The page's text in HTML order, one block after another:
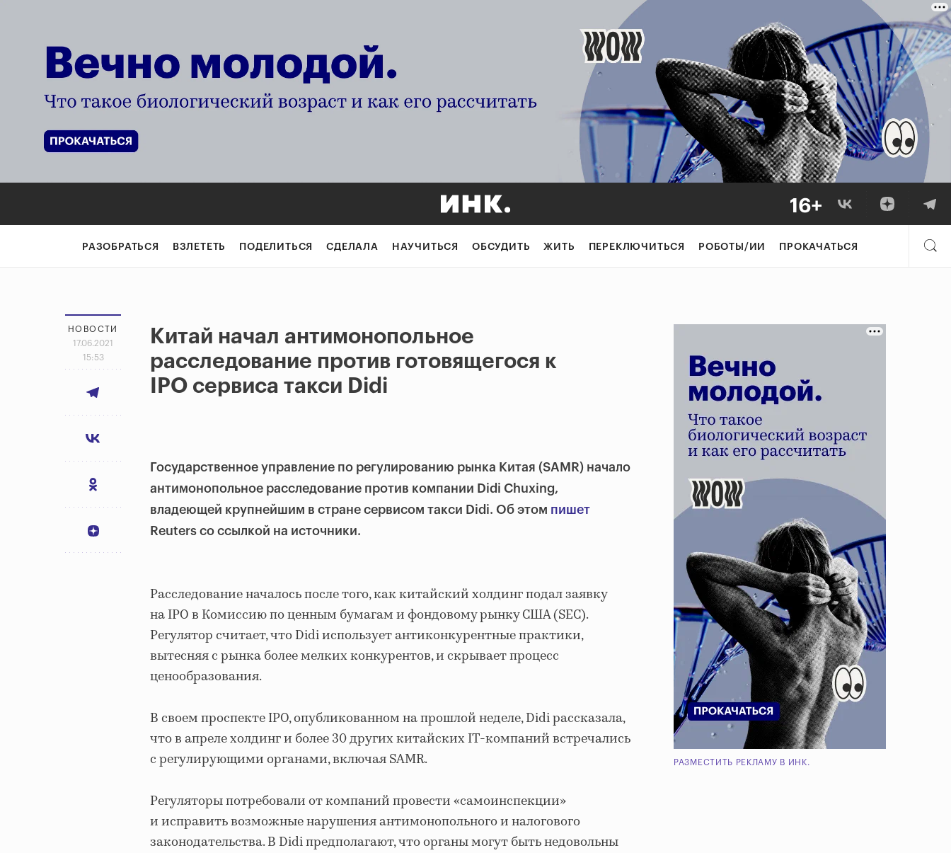
РАЗОБРАТЬСЯ ВЗЛЕТЕТЬ ПОДЕЛИТЬСЯ СДЕЛАЛА НАУЧИТЬСЯ ОБСУДИТЬ ЖИТЬ ПЕРЕКЛЮЧИТЬСЯ РОБОТЫ/ИИ ПРОКАЧАТЬСЯ
НОВОСТИ
17.06.2021
15:53
Китай начал антимонопольное
расследование против готовящегося к
IPO сервиса такси Didi
Государственное управление по регулированию рынка Китая (SAMR) начало
антимонопольное расследование против компании Didi Chuxing,
владеющей крупнейшим в стране сервисом такси Didi. Об этом пишет
Reuters со ссылкой на источники.
Расследование началось после того, как китайский холдинг подал заявку
на IPO в Комиссию по ценным бумагам и фондовому рынку США (SEC).
Регулятор считает, что Didi использует антиконкурентные практики,
вытесняя с рынка более мелких конкурентов, и скрывает процесс
ценообразования.
В своем проспекте IPO, опубликованном на прошлой неделе, Didi рассказала,
что в апреле холдинг и более 30 других китайских IT-компаний встречались
с регулирующими органами, включая SAMR.
Регуляторы потребовали от компаний провести «самоинспекции»
и исправить возможные нарушения антимонопольного и налогового
законодательства. В Didi предполагают, что органы могут быть недовольны
РАЗМЕСТИТЬ РЕКЛАМУ В ИНК.